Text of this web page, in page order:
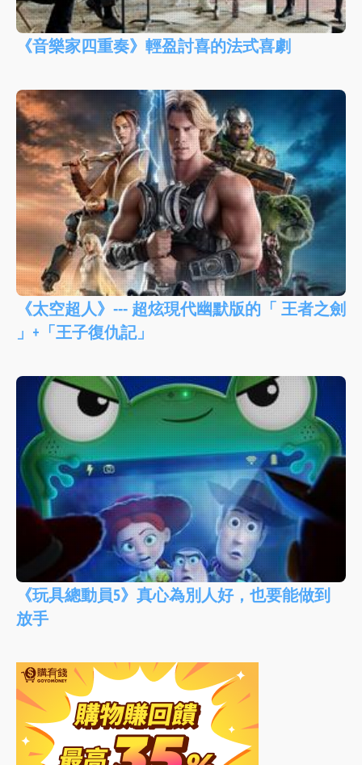
《音樂家四重奏》輕盈討喜的法式喜劇
《太空超人》--- 超炫現代幽默版的「 王者之劍
」+「王子復仇記」
《玩具總動員5》真心為別人好，也要能做到
放手